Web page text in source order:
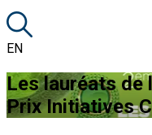
EN
Les lauréats de
Prix Initiatives